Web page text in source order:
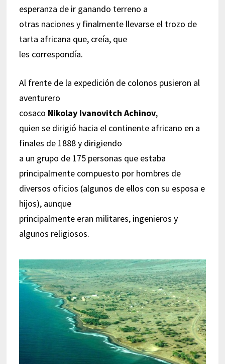
esperanza de ir ganando terreno a
otras naciones y finalmente llevarse el trozo de
tarta africana que, creía, que
les correspondía.
Al frente de la expedición de colonos pusieron al
aventurero
cosaco Nikolay Ivanovitch Achinov,
quien se dirigió hacia el continente africano en a
finales de 1888 y dirigiendo
a un grupo de 175 personas que estaba
principalmente compuesto por hombres de
diversos oficios (algunos de ellos con su esposa e
hijos), aunque
principalmente eran militares, ingenieros y
algunos religiosos.